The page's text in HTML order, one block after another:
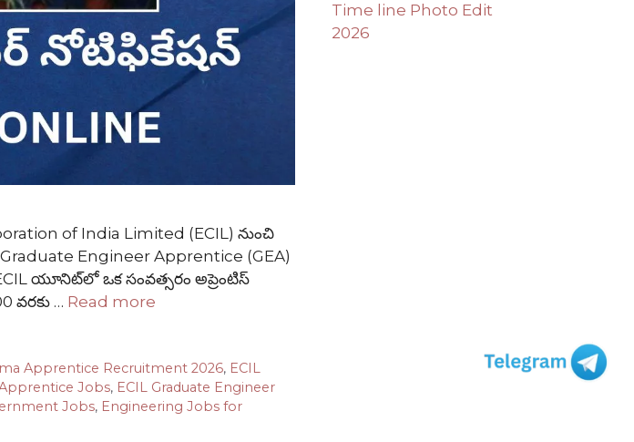
of India Limited (ECIL) నుంచి
Engineer Apprentice (GEA)
యూనిట్‌లో ఒక సంవత్సరం అప్రెంటిస్
వరకు … Read more
Apprentice Recruitment 2026, ECIL
Jobs, ECIL Graduate Engineer
Jobs, Engineering Jobs for
Time line Photo Edit
2026